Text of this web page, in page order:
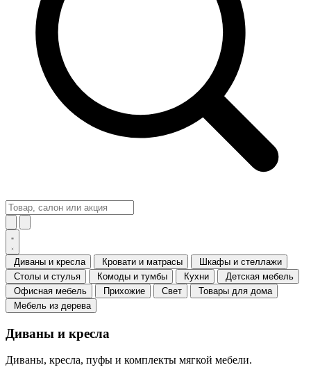
Диваны и кресла Кровати и матрасы
Шкафы и стеллажи
Столы и стулья
Комоды и тумбы Кухни
Детская мебель
Офисная мебель
Прихожие Свет
Товары для дома
Мебель из дерева
Диваны и кресла
Диваны, кресла, пуфы и комплекты мягкой мебели.